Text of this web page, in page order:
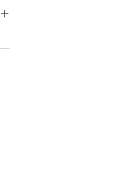
+